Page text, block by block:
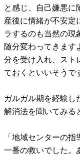
と感じ、自己嫌悪に
産後に情緒が不安定
ラするのも当然の現
随分変わってきます
分を受け入れ、スト
ておくといいそうで
ガルガル期を経験し
解消法を聞いてみ
「地域センターの
一番の救いでした。